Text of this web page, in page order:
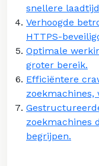
snellere
Verhoogde
HTTPS-
Optimale
groter bereik.
Efficiëntere
zoekmachines,
zoekmachines
begrijpen.